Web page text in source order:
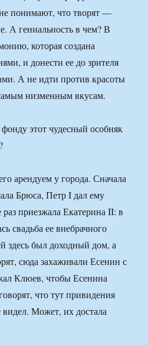
понимают, что творят —
А гениальность в чем? В
которая создана
и донести ее до зрителя
А не идти против красоты
низменным вкусам.
этот чудесный особняк
арендуем у города. Сначала
Брюса, Петр I дал ему
приезжала Екатерина II: в
свадьба ее внебрачного
здесь был доходный дом, а
сюда захаживали Есенин с
Клюев, чтобы Есенина
что тут привидения
Может, их достала